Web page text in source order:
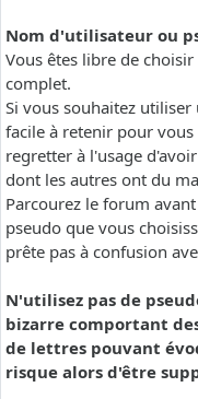
Nom d'utilisateur ou
Vous êtes libre de
complet.
Si vous souhaitez
facile à retenir pour
regretter à l'usage
dont les autres ont du
Parcourez le forum
pseudo que vous
prête pas à confusion
N'utilisez pas de
bizarre comportant
de lettres pouvant
risque alors d'être